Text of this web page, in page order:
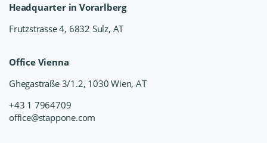
Headquarter in Vorarlberg
Frutzstrasse 4, 6832 Sulz, AT
Office Vienna
Ghegastraße 3/1.2, 1030 Wien, AT
+43 1 7964709
office@stappone.com